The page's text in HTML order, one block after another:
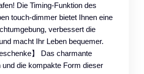
Die Timing-Funktion des
touch-dimmer bietet Ihnen eine
verbessert die
macht Ihr Leben bequemer.
】 Das charmante
und die kompakte Form dieser